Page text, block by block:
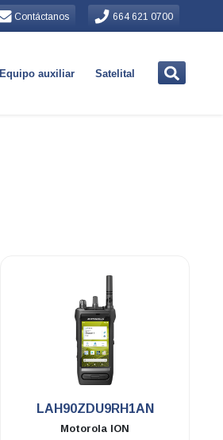
Contáctanos 664 621 0700
Equipo auxiliar Satelital
LAH90ZDU9RH1AN
Motorola ION